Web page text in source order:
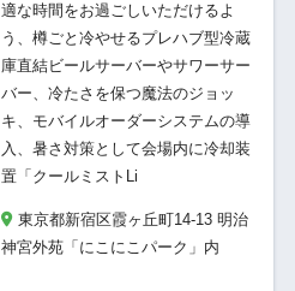
適な時間をお過ごしいただけるよ
う、樽ごと冷やせるプレハブ型冷蔵
庫直結ビールサーバーやサワーサー
バー、冷たさを保つ魔法のジョッ
キ、モバイルオーダーシステムの導
入、暑さ対策として会場内に冷却装
置「クールミストLi
東京都新宿区霞ヶ丘町14-13 明治
神宮外苑「にこにこパーク」内